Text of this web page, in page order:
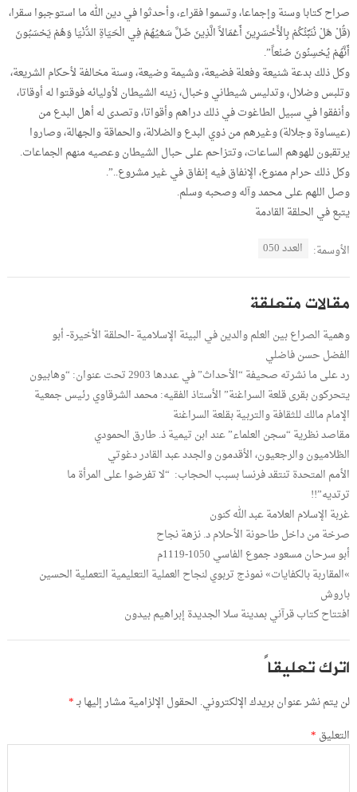
صراح كتابا وسنة وإجماعا، وتسموا فقراء، وأحدثوا في دين الله ما استوجبوا سقرا،
(قُلْ هَلْ نُنَبِّئُكُمْ بِالْأَخْسَرِينَ أَعْمَالاً الَّذِينَ ضَلَّ سَعْيُهُمْ فِي الْحَيَاةِ الدُّنْيَا وَهُمْ يَحْسَبُونَ
أَنَّهُمْ يُحْسِنُونَ صُنْعاً”.
وكل ذلك بدعة شنيعة وفعلة فضيعة، وشيمة وضيعة، وسنة مخالفة لأحكام الشريعة،
وتلبس وضلال، وتدليس شيطاني وخبال، زينه الشيطان لأوليائه فوقتوا له أوقاتا،
وأنفقوا في سبيل الطاغوت في ذلك دراهم وأقواتا، وتصدى له أهل البدع من
(عيساوة وجلالة) وغيرهم من ذوي البدع والضلالة، والحماقة والجهالة، وصاروا
يرتقبون للهوهم الساعات، وتتزاحم على حبال الشيطان وعصيه منهم الجماعات.
وكل ذلك حرام ممنوع، الإنفاق فيه إنفاق في غير مشروع..”.
وصل اللهم على محمد وآله وصحبه وسلم.
يتبع في الحلقة القادمة
الأوسمة: العدد 050
مقالات متعلقة
وهمية الصراع بين العلم والدين في البيئة الإسلامية -الحلقة الأخيرة- أبو
الفضل حسن فاضلي
رد على ما نشرته صحيفة “الأحداث” في عددها 2903 تحت عنوان: “وهابيون
يتحركون بقرى قلعة السراغنة” الأستاذ الفقيه: محمد الشرقاوي رئيس جمعية
الإمام مالك للثقافة والتربية بقلعة السراغنة
مقاصد نظرية “سجن العلماء” عند ابن تيمية ذ. طارق الحمودي
الظلاميون والرجعيون، الأقدمون والجدد عبد القادر دغوتي
الأمم المتحدة تنتقد فرنسا بسبب الحجاب: “لا تفرضوا على المرأة ما
ترتديه”!!
غربة الإسلام العلامة عبد الله كنون
صرخة من داخل طاحونة الأحلام د. نزهة نجاح
أبو سرحان مسعود جموع الفاسي 1050-1119م
»المقاربة بالكفايات» نموذج تربوي لنجاح العملية التعليمية التعملية الحسين
باروش
افتتاح كتاب قرآني بمدينة سلا الجديدة إبراهيم بيدون
اترك تعليقاً
لن يتم نشر عنوان بريدك الإلكتروني. الحقول الإلزامية مشار إليها بـ*
التعليق *